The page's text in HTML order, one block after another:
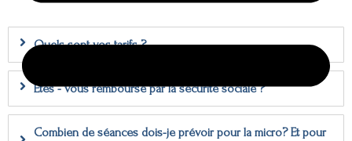
Quels sont vos tarifs ?
Êtes - vous remboursé par la sécurité sociale ?
Combien de séances dois-je prévoir pour la micro? Et pour